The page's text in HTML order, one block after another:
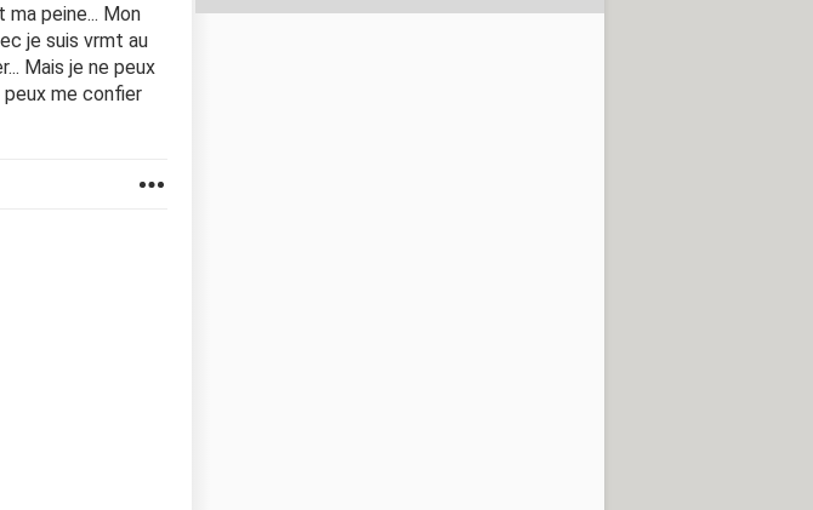
peine... Mon
je suis vrmt au
Mais je ne peux
me confier